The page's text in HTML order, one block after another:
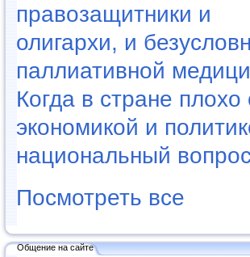
правозащитники и
олигархи, и
паллиативной
Когда в стране плохо
экономикой и
национальный
Посмотреть все
Общение на сайте